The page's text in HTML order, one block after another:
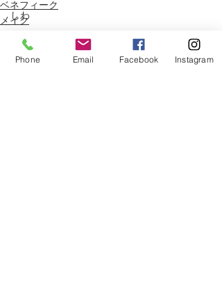
しわ
記念日
プリオール
ベネフィーク
メイク
Phone Email Facebook Instagram